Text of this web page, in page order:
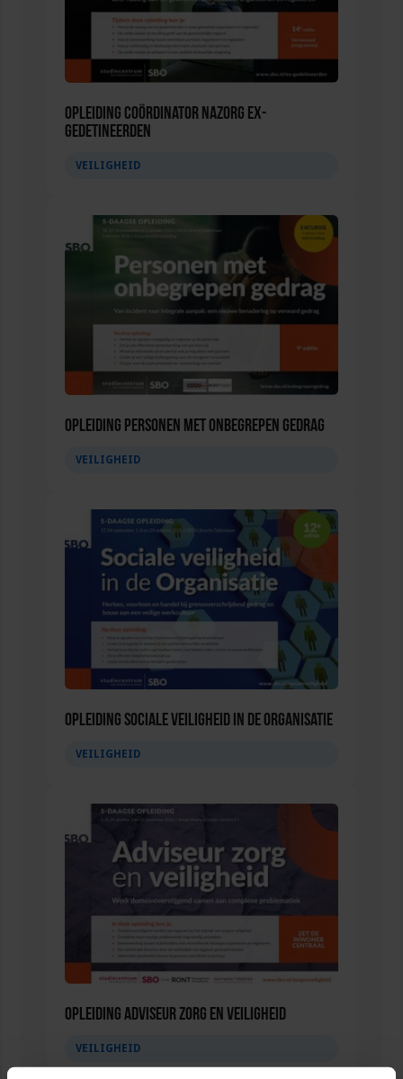
Opleiding Coördinator nazorg ex-
gedetineerden
VEILIGHEID
Opleiding Personen met onbegrepen gedrag
VEILIGHEID
Opleiding Sociale Veiligheid in de Organisatie
VEILIGHEID
Opleiding Adviseur zorg en veiligheid
VEILIGHEID